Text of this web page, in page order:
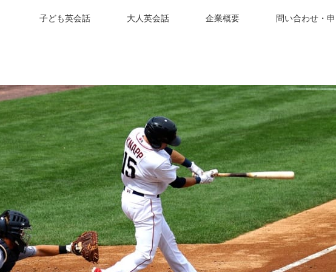
子ども英会話 大人英会話 企業概要 問い合わせ・